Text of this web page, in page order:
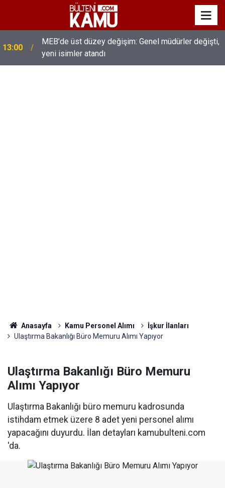
13:00
MEB’de üst düzey değişim: Genel müdürler değişti,
yeni isimler atandı
Anasayfa Kamu Personel Alımı
İşkur İlanları
Ulaştırma Bakanlığı Büro Memuru Alımı Yapıyor
Ulaştırma Bakanlığı Büro Memuru
Alımı Yapıyor
Ulaştırma Bakanlığı büro memuru kadrosunda
istihdam etmek üzere 8 adet yeni personel alımı
yapacağını duyurdu. İlan detayları kamubulteni.com
'da.